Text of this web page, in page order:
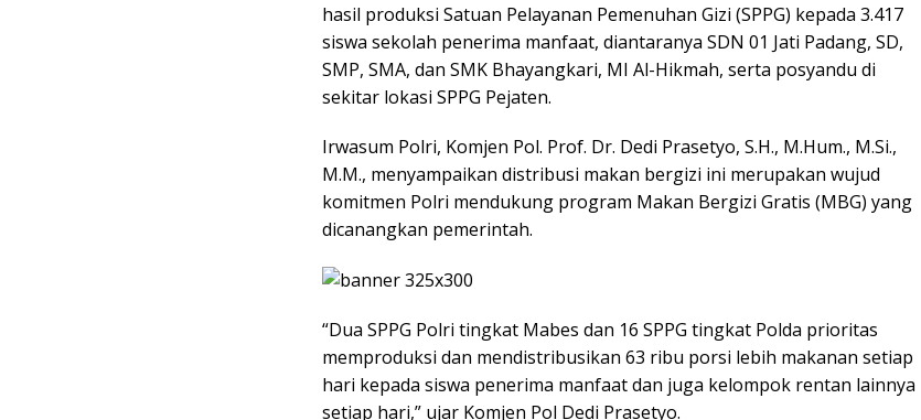
hasil produksi Satuan Pelayanan Pemenuhan Gizi (SPPG) kepada 3.417
siswa sekolah penerima manfaat, diantaranya SDN 01 Jati Padang, SD,
SMP, SMA, dan SMK Bhayangkari, MI Al-Hikmah, serta posyandu di
sekitar lokasi SPPG Pejaten.
Irwasum Polri, Komjen Pol. Prof. Dr. Dedi Prasetyo, S.H., M.Hum., M.Si.,
M.M., menyampaikan distribusi makan bergizi ini merupakan wujud
komitmen Polri mendukung program Makan Bergizi Gratis (MBG) yang
dicanangkan pemerintah.
“Dua SPPG Polri tingkat Mabes dan 16 SPPG tingkat Polda prioritas
memproduksi dan mendistribusikan 63 ribu porsi lebih makanan setiap
hari kepada siswa penerima manfaat dan juga kelompok rentan lainnya
setiap hari,” ujar Komjen Pol Dedi Prasetyo.